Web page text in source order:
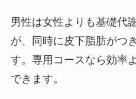
男性は女性よりも基礎代
が、同時に皮下脂肪がつ
す。専用コースなら効率
できます。